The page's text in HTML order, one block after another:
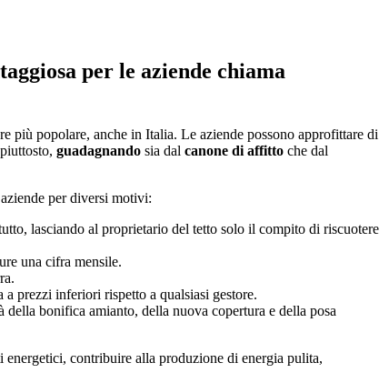
per le aziende chiama
più popolare, anche in Italia. Le aziende possono approfittare di
guadagnando sia dal canone di affitto che dal
per diversi motivi:
lasciando al proprietario del tetto solo il compito di riscuotere
una cifra mensile.
prezzi inferiori rispetto a qualsiasi gestore.
della bonifica amianto, della nuova copertura e della posa
contribuire alla produzione di energia pulita,